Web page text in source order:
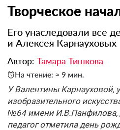
Творческое
Его унаследовали все
и Алексея Карнауховых
Автор: Тамара Тишкова
На чтение: ≈ 9 мин.
У Валентины Карнауховой,
изобразительного
№64 имени И.В.Панфилова,
педагог отметила день